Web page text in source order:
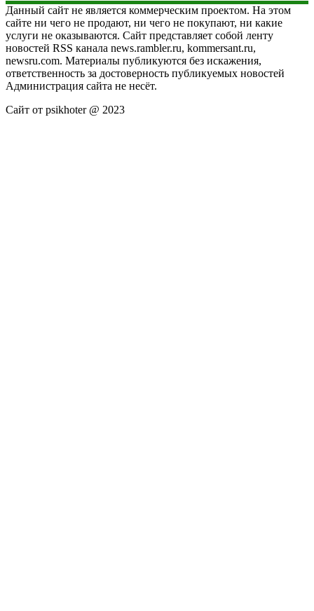
Данный сайт не является коммерческим проектом. На этом
сайте ни чего не продают, ни чего не покупают, ни какие
услуги не оказываются. Сайт представляет собой ленту
новостей RSS канала news.rambler.ru, kommersant.ru,
newsru.com. Материалы публикуются без искажения,
ответственность за достоверность публикуемых новостей
Администрация сайта не несёт.
Сайт от psikhoter @ 2023